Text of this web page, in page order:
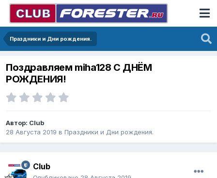
Праздники и Дни рождения.
Поздравляем miha128 С ДНЁМ
РОЖДЕНИЯ!
Автор: Club
28 Августа 2019 в Праздники и Дни рождения.
Club